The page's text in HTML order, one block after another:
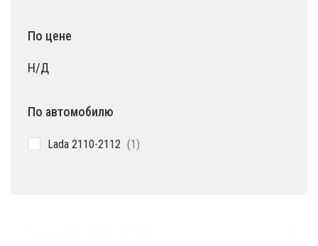
По цене
Н/Д
По автомобилю
Lada 2110-2112 11